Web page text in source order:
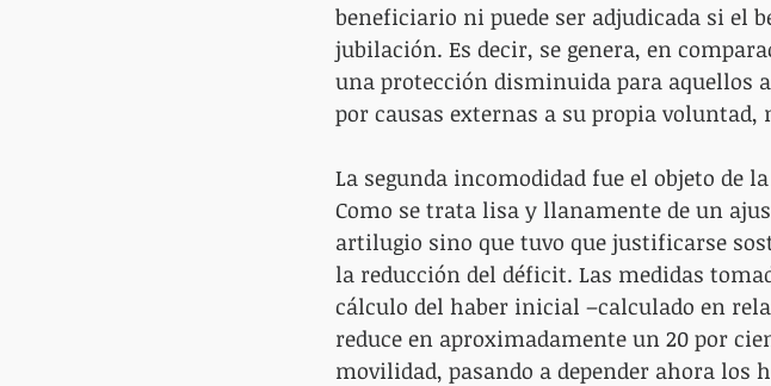
beneficiario ni puede ser adjudicada si el
jubilación. Es decir, se genera, en
una protección disminuida para aquellos
por causas externas a su propia
La segunda incomodidad fue el objeto de
Como se trata lisa y llanamente de un
artilugio sino que tuvo que justificarse
la reducción del déficit. Las medidas
cálculo del haber inicial –calculado en
reduce en aproximadamente un 20 por
movilidad, pasando a depender ahora los